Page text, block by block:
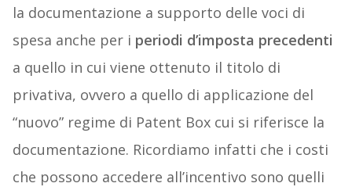
la documentazione a supporto delle voci di
spesa anche per i periodi d’imposta precedenti
a quello in cui viene ottenuto il titolo di
privativa, ovvero a quello di applicazione del
“nuovo” regime di Patent Box cui si riferisce la
documentazione. Ricordiamo infatti che i costi
che possono accedere all’incentivo sono quelli